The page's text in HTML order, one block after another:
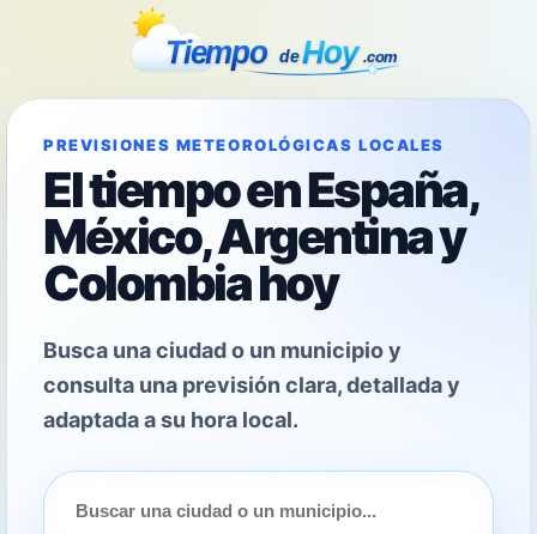
PREVISIONES METEOROLÓGICAS LOCALES
El tiempo en España,
México, Argentina y
Colombia hoy
Busca una ciudad o un municipio y
consulta una previsión clara, detallada y
adaptada a su hora local.